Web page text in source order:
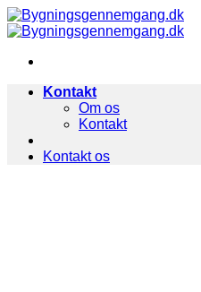
Fortsæt
til
Kontakt
Om os
Kontakt
Kontakt os